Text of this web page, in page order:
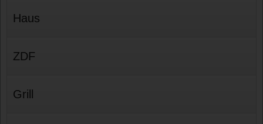
Haus
ZDF
Grill